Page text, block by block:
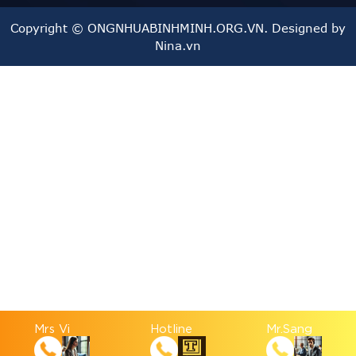
năng chống ăn mòn và an toàn vệ sinh thực phẩm, ống
Dễ dàng lắp đặt: Ống nhựa PPR Dekko có trọng
lượng nhẹ, dễ cắt, hàn và lắp đặt, giúp tiết kiệm thời
Copyright © ONGNHUABINHMINH.ORG.VN. Designed by
Nina.vn
Mrs Vi Hotline Mr.Sang